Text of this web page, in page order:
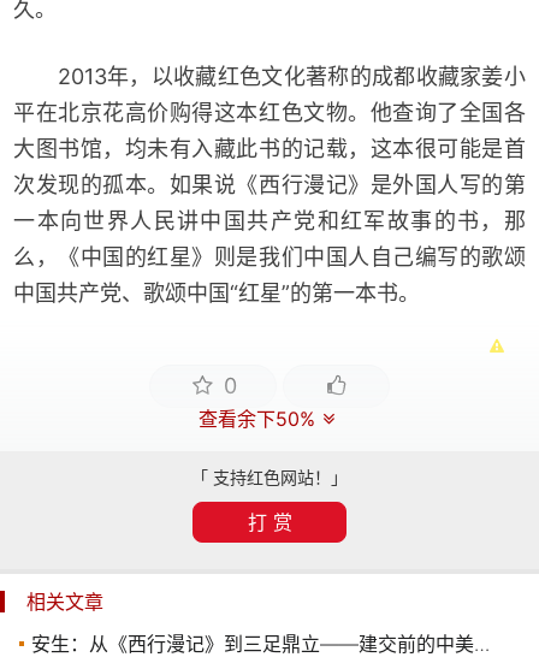
久。
2013年，以收藏红色文化著称的成都收藏家姜小
平在北京花高价购得这本红色文物。他查询了全国各
大图书馆，均未有入藏此书的记载，这本很可能是首
次发现的孤本。如果说《西行漫记》是外国人写的第
一本向世界人民讲中国共产党和红军故事的书，那
么，《中国的红星》则是我们中国人自己编写的歌颂
中国共产党、歌颂中国“红星”的第一本书。
0
查看余下50%
「 支持红色网站！」
打 赏
相关文章
安生：从《西行漫记》到三足鼎立——建交前的中美关系